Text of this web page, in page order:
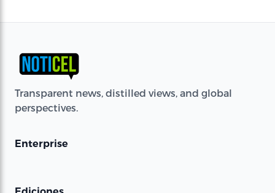
Transparent news, distilled views, and global
perspectives.
Enterprise